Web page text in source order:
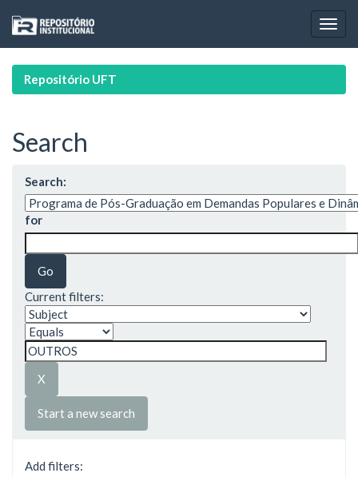
navigation
Repositório UFT
Search
Search:
for
Current filters:
Start a new search
Add filters: